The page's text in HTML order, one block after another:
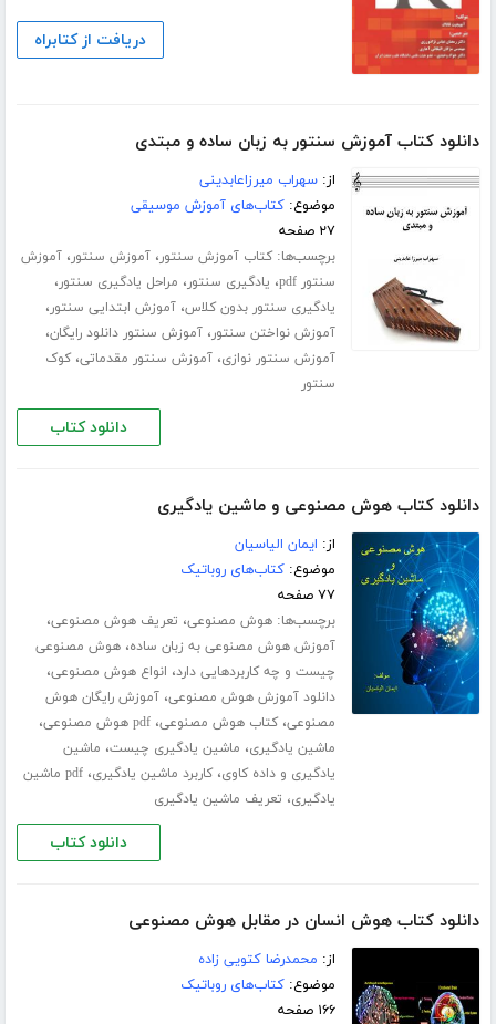
دریافت از کتابراه
دانلود کتاب آموزش سنتور به زبان ساده و مبتدی
از:سهراب میرزاعابدینی
موضوع:کتاب‌های آموزش موسیقی
۲۷ صفحه
برچسب‌ها:کتاب آموزش سنتور،آموزش سنتور،آموزش
سنتور pdf
، یادگیری سنتور، مراحل یادگیری سنتور،
یادگیری سنتور بدون کلاس،آموزش ابتدایی سنتور،
آموزش نواختن سنتور،آموزش سنتور دانلود رایگان،
آموزش سنتور نوازی،آموزش سنتور مقدماتی،کوک
سنتور
دانلود کتاب
دانلود کتاب هوش مصنوعی و ماشین یادگیری
از: ایمان الیاسیان
موضوع:کتاب‌های روباتیک
۷۷ صفحه
برچسب‌ها:هوش مصنوعی، تعریف هوش مصنوعی،
آموزش هوش مصنوعی به زبان ساده،هوش مصنوعی
چیست و چه کاربردهایی دارد، انواع هوش مصنوعی،
دانلود آموزش هوش مصنوعی،آموزش رایگان هوش
مصنوعی،کتاب هوش مصنوعی،pdf هوش مصنوعی ،
ماشین یادگیری، ماشین یادگیری چیست، ماشین
یادگیری و داده کاوی،کاربرد ماشین یادگیری،
pdf ماشین
یادگیری، تعریف ماشین یادگیری
دانلود کتاب
دانلود کتاب هوش انسان در مقابل هوش مصنوعی
از: محمدرضا کتویی زاده
موضوع:کتاب‌های روباتیک
۱۶۶ صفحه